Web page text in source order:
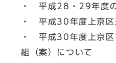
・ 平成28・29年度
・ 平成30年度上京区
・ 平成30年度上京区
組（案）について